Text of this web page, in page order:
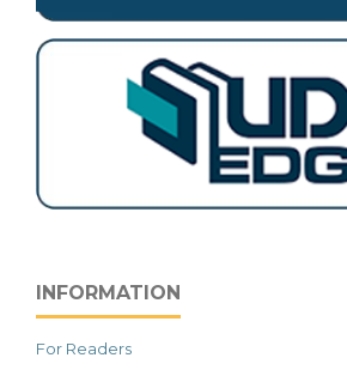
INFORMATION
For Readers